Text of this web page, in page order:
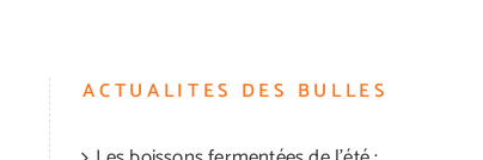
ACTUALITES DES BULLES